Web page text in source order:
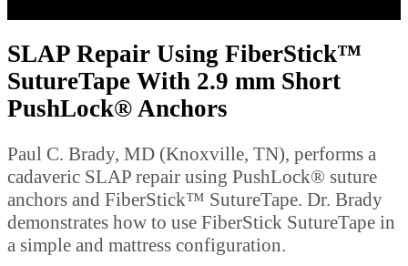
Video
SLAP Repair Using FiberStick™
SutureTape With 2.9 mm Short
PushLock® Anchors
Paul C. Brady, MD (Knoxville, TN), performs a
cadaveric SLAP repair using PushLock® suture
anchors and FiberStick™ SutureTape. Dr. Brady
demonstrates how to use FiberStick SutureTape in
a simple and mattress configuration.